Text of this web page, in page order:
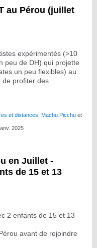
au Pérou (juillet
expérimentés (>10
peu de DH) qui projette
un peu flexibles) au
de profiter des
et distances Machu Picchu et
2025
en Juillet -
de 15 et 13
2 enfants de 15 et 13
avant de rejoindre